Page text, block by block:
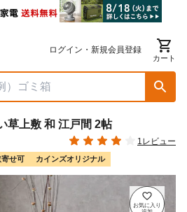
ログイン・新規会員登録
カート
草上敷 和 江戸間 2帖
1レビュー
寄せ可 カインズオリジナル